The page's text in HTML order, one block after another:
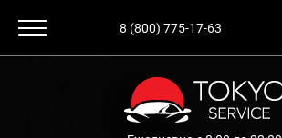
8 (800) 775-17-63